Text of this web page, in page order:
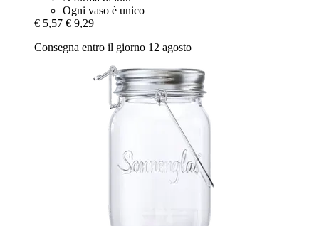
Ogni vaso è unico
€ 5,57 € 9,29
Consegna entro il giorno 12 agosto